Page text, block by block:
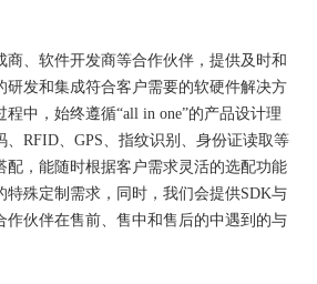
商、软件开发商等合作伙伴，提供及时和
研发和集成符合客户需要的软硬件解决方
中，始终遵循“all in one”的产品设计理
RFID、GPS、指纹识别、身份证读取等
配，能随时根据客户需求灵活的选配功能
特殊定制需求，同时，我们会提供SDK与
作伙伴在售前、售中和售后的中遇到的与